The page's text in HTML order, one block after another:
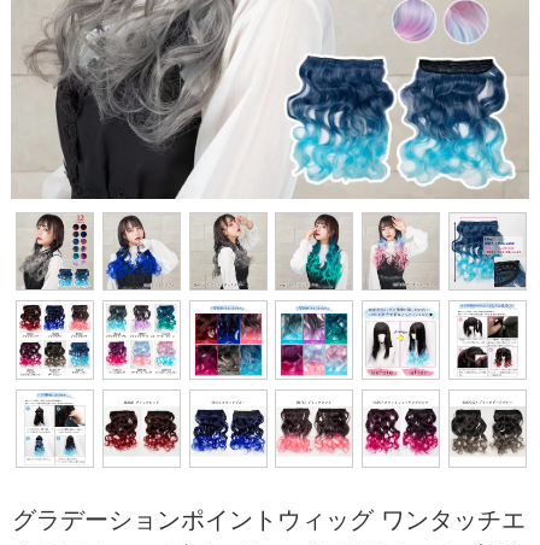
グラデーションポイントウィッグ ワンタッチエ